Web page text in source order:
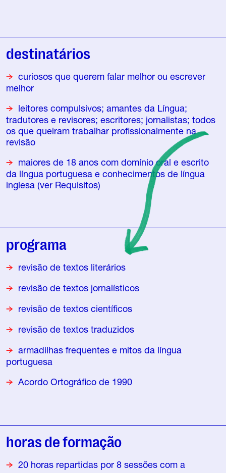
destinatários
curiosos que querem falar melhor ou escrever
melhor
leitores compulsivos; amantes da Língua;
tradutores e revisores; escritores; jornalistas; todos
os que queiram trabalhar profissionalmente na
revisão
maiores de 18 anos com domínio oral e escrito
da língua portuguesa e conhecimentos de língua
inglesa (ver Requisitos)
programa
revisão de textos literários
revisão de textos jornalísticos
revisão de textos científicos
revisão de textos traduzidos
armadilhas frequentes e mitos da língua
portuguesa
Acordo Ortográfico de 1990
horas de formação
20 horas repartidas por 8 sessões com a